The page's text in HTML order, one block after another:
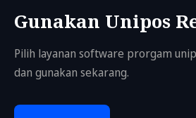
Gunakan Unipos
Pilih layanan software prorgam
dan gunakan sekarang.